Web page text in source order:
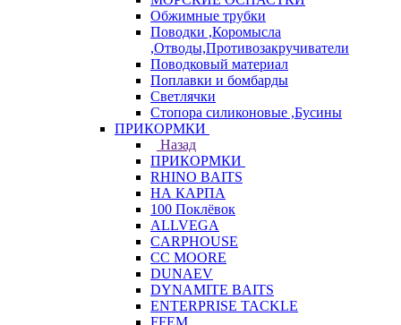
Обжимные трубки
Поводки ,Коромысла
,Отводы,Противозакручиватели
Поводковый материал
Поплавки и бомбарды
Светлячки
Стопора силиконовые ,Бусины
ПРИКОРМКИ
Назад
ПРИКОРМКИ
RHINO BAITS
НА КАРПА
100 Поклёвок
ALLVEGA
CARPHOUSE
CC MOORE
DUNAEV
DYNAMITE BAITS
ENTERPRISE TACKLE
FFEM